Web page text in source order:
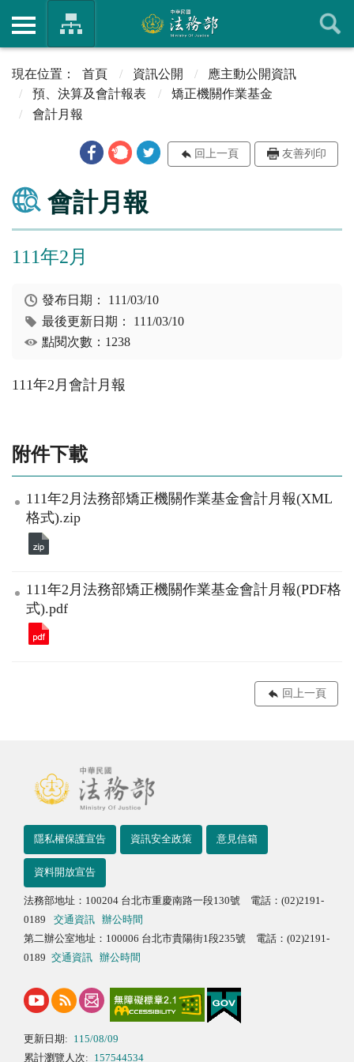
首頁 資訊公開
應主動公開資訊
預、決算及會計報表
矯正機關作業基金
會計月報
回上一頁 友善列印
會計月報
111年2月
發布日期： 111/03/10
最後更新日期： 111/03/10
點閱次數：1238
111年2月會計月報
附件下載
111年2月法務部矯正機關作業基金會計月報(XML
格式).zip
111年2月法務部矯正機關作業基金會計月報(PDF格
式).pdf
回上一頁
隱私權保護宣告 資訊安全政策 意見信箱
資料開放宣告
法務部地址：100204 台北市重慶南路一段130號 電話：(02)2191-
0189
交通資訊
辦公時間
第二辦公室地址：100006 台北市貴陽街1段235號 電話：(02)2191-
0189 交通資訊 辦公時間
更新日期: 115/08/09
累計瀏覽人次: 157544534